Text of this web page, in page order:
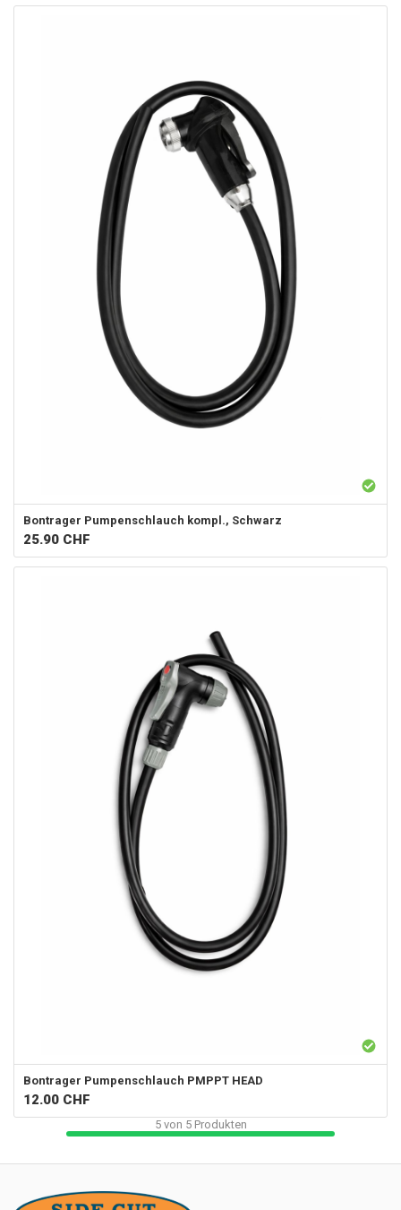
Bontrager Pumpenschlauch kompl., Schwarz
25.90 CHF
Bontrager Pumpenschlauch PMPPT HEAD
12.00 CHF
5von 5Produkten